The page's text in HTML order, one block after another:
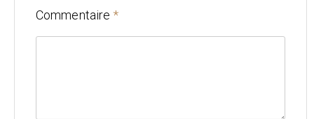
Commentaire *